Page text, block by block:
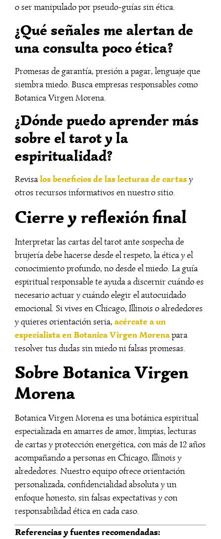
o ser manipulado por pseudo-guías sin ética.
¿Qué señales me alertan de
una consulta poco ética?
Promesas de garantía, presión a pagar, lenguaje que
siembra miedo. Busca empresas responsables como
Botanica Virgen Morena.
¿Dónde puedo aprender más
sobre el tarot y la
espiritualidad?
Revisalos beneficios de las lecturas de cartasy
otros recursos informativos en nuestro sitio.
Cierre y reflexión final
Interpretar las cartas del tarot ante sospecha de
brujería debe hacerse desde el respeto, la ética y el
conocimiento profundo, no desde el miedo. La guía
espiritual responsable te ayuda a discernir cuándo es
necesario actuar y cuándo elegir el autocuidado
emocional. Si vives en Chicago, Illinois o alrededores
y quieres orientación seria, acércate a un
especialista en Botanica Virgen Morenapara
resolver tus dudas sin miedo ni falsas promesas.
Sobre Botanica Virgen
Morena
Botanica Virgen Morena es una botánica espiritual
especializada en amarres de amor, limpias, lecturas
de cartas y protección energética, con más de 12 años
acompañando a personas en Chicago, Illinois y
alrededores. Nuestro equipo ofrece orientación
personalizada, confidencialidad absoluta y un
enfoque honesto, sin falsas expectativas y con
responsabilidad ética en cada caso.
Referencias y fuentes recomendadas: